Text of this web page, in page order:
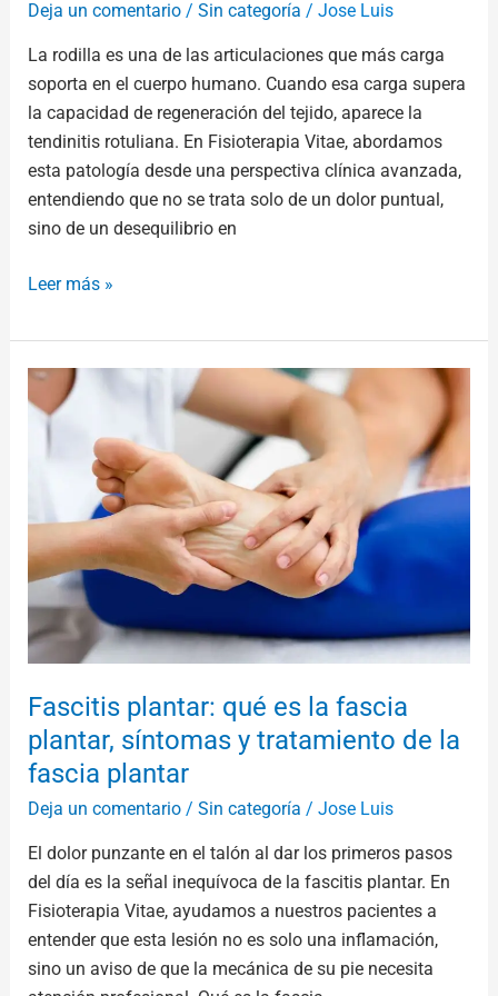
Deja un comentario / Sin categoría / Jose Luis
La rodilla es una de las articulaciones que más carga
soporta en el cuerpo humano. Cuando esa carga supera
la capacidad de regeneración del tejido, aparece la
tendinitis rotuliana. En Fisioterapia Vitae, abordamos
esta patología desde una perspectiva clínica avanzada,
entendiendo que no se trata solo de un dolor puntual,
sino de un desequilibrio en
Leer más »
Fascitis plantar: qué es la fascia
plantar, síntomas y tratamiento de la
fascia plantar
Deja un comentario / Sin categoría / Jose Luis
El dolor punzante en el talón al dar los primeros pasos
del día es la señal inequívoca de la fascitis plantar. En
Fisioterapia Vitae, ayudamos a nuestros pacientes a
entender que esta lesión no es solo una inflamación,
sino un aviso de que la mecánica de su pie necesita
Fascitis
plantar:
qué
fascia
plantar,
síntomas
y
tratamiento
de
la
fascia
plantar